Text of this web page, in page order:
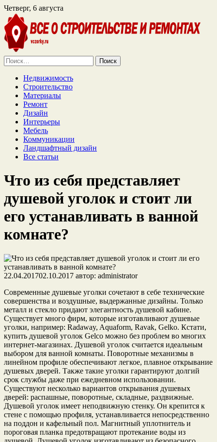
Четверг, 6 августа
Найти:
Недвижимость
Строительство
Материалы
Ремонт
Дизайн
Интерьеры
Мебель
Коммуникации
Ландшафтный дизайн
Все статьи
Что из себя представляет
душевой уголок и стоит ли
его устанавливать в ванной
комнате?
22.04.201702.10.2017 автор: administrator
Современные душевые уголки сочетают в себе технические
совершенства и воздушные, выдержанные дизайны. Только
металл и стекло придают элегантность душевой кабине.
Существует много фирм, которые изготавливают душевые
уголки, например: Radaway, Aquaform, Ravak, Gelko. Кстати,
купить душевой уголок Gelco можно без проблем во многих
интернет-магазинах. Душевой уголок считается идеальным
выбором для ванной комнаты. Поворотные механизмы в
линейном профиле обеспечивают легкое, плавное открывание
душевых дверей. Также такие уголки гарантируют долгий
срок службы даже при ежедневном использовании.
Существуют несколько вариантов открывания душевых
дверей: распашные, поворотные, складные, раздвижные.
Душевой уголок имеет неподвижную стенку. Он крепится к
стене с помощью профиля, устанавливается непосредственно
на поддон и кафельный пол. Магнитный уплотнитель и
пороговая планка предотвращают протекание воды из